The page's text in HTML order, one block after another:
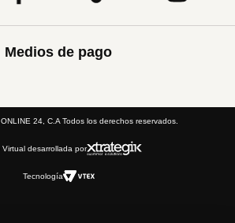
Medios de pago
24, C.A Todos los derechos reservados.
Virtual desarrollada por
Tecnología